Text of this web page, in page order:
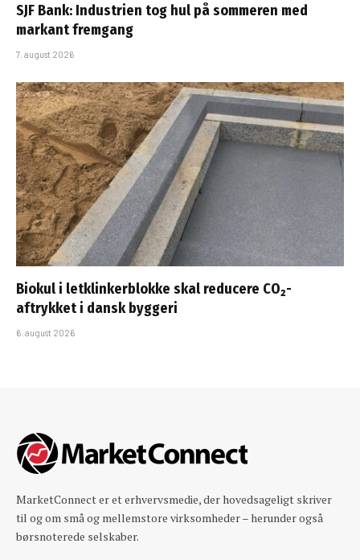
SJF Bank: Industrien tog hul på sommeren med
markant fremgang
7. august 2026
Biokul i letklinkerblokke skal reducere CO₂-
aftrykket i dansk byggeri
6. august 2026
MarketConnect er et erhvervsmedie, der hovedsageligt skriver
til og om små og mellemstore virksomheder – herunder også
børsnoterede selskaber.